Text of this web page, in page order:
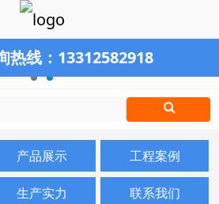
热线： 13312582918
产品展示 工程案例
生产实力 联系我们